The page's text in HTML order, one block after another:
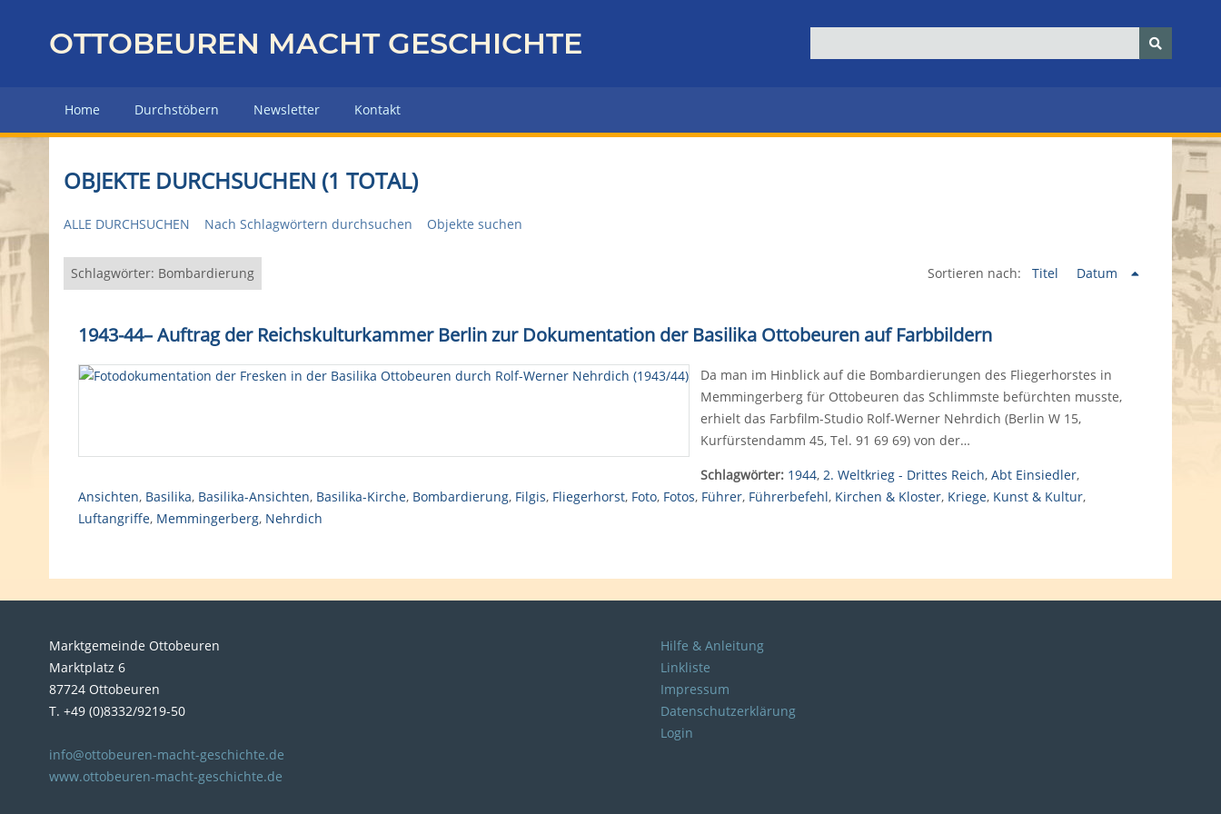
z
r
H
u
p
e
OTTOBEUREN MACHT GESCHICHTE
Home Durchstöbern Newsletter Kontakt
OBJEKTE DURCHSUCHEN (1 TOTAL)
ALLE DURCHSUCHEN Nach Schlagwörtern durchsuchen Objekte suchen
Schlagwörter: Bombardierung Sortieren nach: Titel Datum
1943-44–Auftrag der Reichskulturkammer Berlin zur Dokumentation der Basilika Ottobeuren auf Farbbildern
Da man im Hinblick auf die Bombardierungen des Fliegerhorstes in
Memmingerberg für Ottobeuren das Schlimmste befürchten musste,
erhielt das Farbfilm-Studio Rolf-Werner Nehrdich (Berlin W 15,
Kurfürstendamm 45, Tel. 91 69 69) von der…
Schlagwörter: 1944, 2. Weltkrieg - Drittes Reich, Abt Einsiedler,
Ansichten, Basilika, Basilika-Ansichten, Basilika-Kirche, Bombardierung, Filgis, Fliegerhorst, Foto, Fotos, Führer, Führerbefehl, Kirchen & Kloster, Kriege, Kunst & Kultur,
Luftangriffe, Memmingerberg, Nehrdich
Marktgemeinde Ottobeuren
Marktplatz 6
87724 Ottobeuren
T. +49 (0)8332/9219-50
info@ottobeuren-macht-geschichte.de
www.ottobeuren-macht-geschichte.de
Hilfe & Anleitung
Linkliste
Impressum
Datenschutzerklärung
Login